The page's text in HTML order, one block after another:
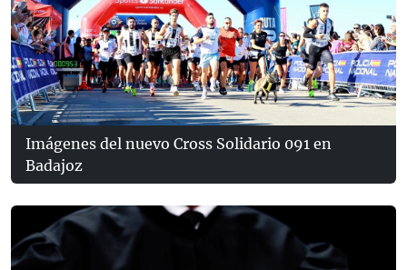
Imágenes del nuevo Cross Solidario 091 en
Badajoz